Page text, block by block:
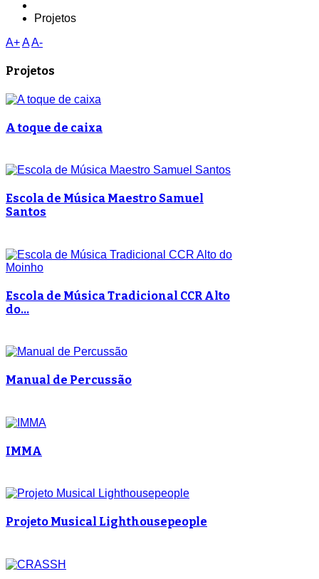
Projetos
A+AA-
Projetos
A toque de caixa
Escola de Música Maestro Samuel
Santos
Escola de Música Tradicional CCR Alto
do…
Manual de Percussão
IMMA
Projeto Musical Lighthousepeople